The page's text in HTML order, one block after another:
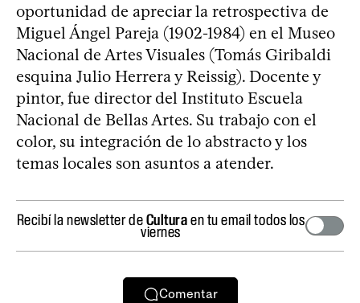
oportunidad de apreciar la retrospectiva de
Miguel Ángel Pareja (1902-1984) en el Museo
Nacional de Artes Visuales (Tomás Giribaldi
esquina Julio Herrera y Reissig). Docente y
pintor, fue director del Instituto Escuela
Nacional de Bellas Artes. Su trabajo con el
color, su integración de lo abstracto y los
temas locales son asuntos a atender.
Recibí la newsletter deCulturaen tu email todos los
viernes
Comentar